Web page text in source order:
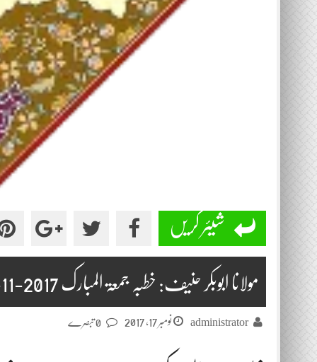
شیئر کریں
مولانا ابوبکر حنیف: خطبہ جمعۃ المبارک 2017-11-17
administrator نومبر 17, 2017